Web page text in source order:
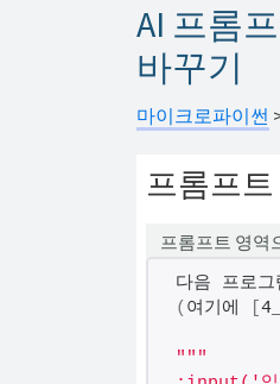
AI 프롬
바꾸기
마이크로파이썬
프롬프트
프롬프트 영역
다음 프로그
(여기에 [
"" "